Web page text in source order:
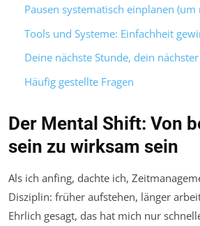
Pausen systematisch einplanen
Tools und Systeme: Einfachheit
Deine nächste Stunde, dein nächster
Häufig gestellte Fragen
Der Mental Shift: Von
sein zu wirksam sein
Als ich anfing, dachte ich,
Disziplin: früher aufstehen, länger
Ehrlich gesagt, das hat mich nur